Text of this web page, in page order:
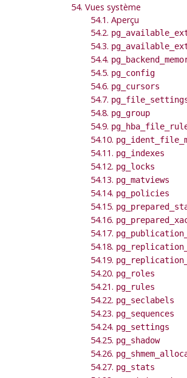
54. Vues système
54.1. Aperçu
54.2.
54.3.
54.4.
54.5. pg_config
54.6. pg_cursors
54.7.
54.8. pg_group
54.9.
54.10.
54.11. pg_indexes
54.12. pg_locks
54.13. pg_matviews
54.14. pg_policies
54.15.
54.16.
54.17.
54.18.
54.19.
54.20. pg_roles
54.21. pg_rules
54.22. pg_seclabels
54.23. pg_sequences
54.24. pg_settings
54.25. pg_shadow
54.26.
54.27. pg_stats